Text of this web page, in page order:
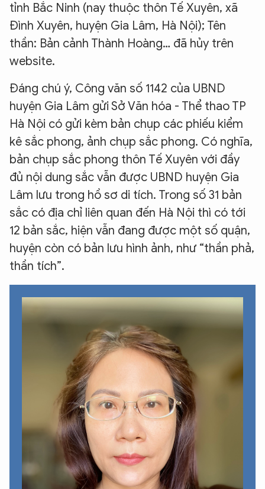
tỉnh Bắc Ninh (nay thuộc thôn Tế Xuyên, xã
Đình Xuyên, huyện Gia Lâm, Hà Nội); Tên
thần: Bản cảnh Thành Hoàng… đã hủy trên
website.
Đáng chú ý, Công văn số 1142 của UBND
huyện Gia Lâm gửi Sở Văn hóa - Thể thao TP
Hà Nội có gửi kèm bản chụp các phiếu kiểm
kê sắc phong, ảnh chụp sắc phong. Có nghĩa,
bản chụp sắc phong thôn Tế Xuyên với đầy
đủ nội dung sắc vẫn được UBND huyện Gia
Lâm lưu trong hồ sơ di tích. Trong số 31 bản
sắc có địa chỉ liên quan đến Hà Nội thì có tới
12 bản sắc, hiện vẫn đang được một số quận,
huyện còn có bản lưu hình ảnh, như “thần phả,
thần tích”.